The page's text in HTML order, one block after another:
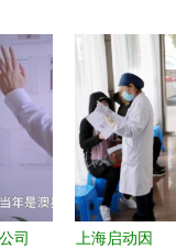
司
上海启动因